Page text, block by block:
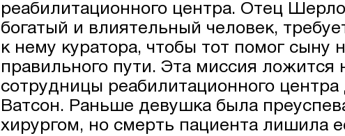
реабилитационного центра. Отец
богатый и влиятельный человек,
к нему куратора, чтобы тот помог сыну
правильного пути. Эта миссия ложится
сотрудницы реабилитационного
Ватсон. Раньше девушка была
хирургом, но смерть пациента лишила